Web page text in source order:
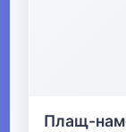
Плащ-